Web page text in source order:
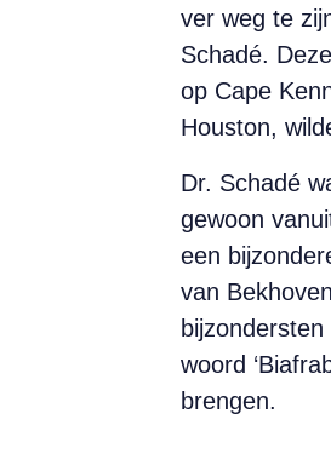
ver weg te
Schadé.
op Cape
Houston,
Dr. Schadé
gewoon
een
van
woord
brengen.